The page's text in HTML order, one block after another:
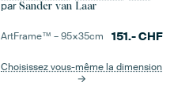
par Sander van Laar
ArtFrame™ –95×35cm 151.-CHF
Choisissez vous-même la dimension